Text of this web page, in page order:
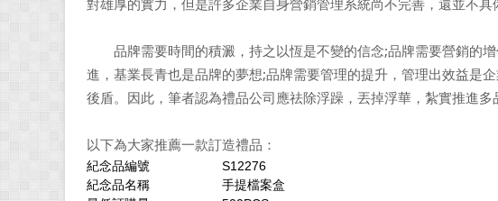
對雄厚的實力，但是許多企業自身營銷管理系統尚不完善，還並不具
品牌需要時間的積澱，持之以恆是不變的信念;品牌需要營銷的增
進，基業長青也是品牌的夢想;品牌需要管理的提升，管理出效益是
後盾。因此，筆者認為禮品公司應祛除浮躁，丟掉浮華，紮實推進多
以下為大家推薦一款訂造禮品：
紀念品編號
S12276
紀念品名稱
手提檔案盒